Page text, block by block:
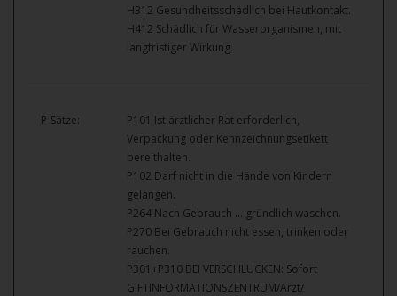
H312 Gesundheitsschädlich bei Hautkontakt.
H412 Schädlich für Wasserorganismen, mit
langfristiger Wirkung.
P-Sätze:
P101 Ist ärztlicher Rat erforderlich,
Verpackung oder Kennzeichnungsetikett
bereithalten.
P102 Darf nicht in die Hände von Kindern
gelangen.
P264 Nach Gebrauch … gründlich waschen.
P270 Bei Gebrauch nicht essen, trinken oder
rauchen.
P301+P310 BEI VERSCHLUCKEN: Sofort
GIFTINFORMATIONSZENTRUM/Arzt/